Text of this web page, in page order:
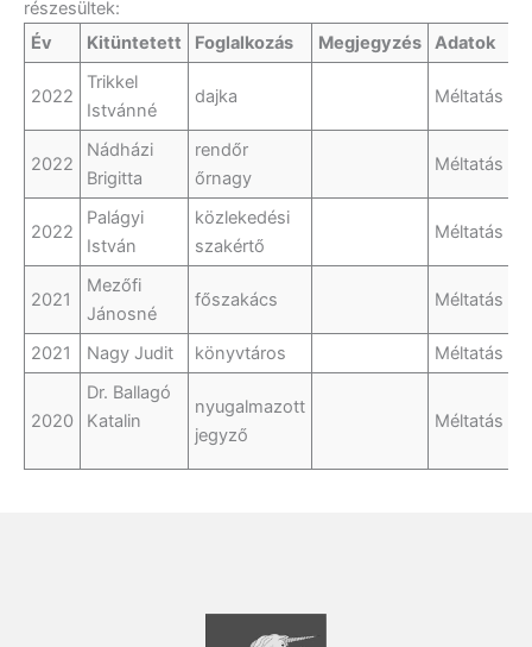
részesültek:
Év
Kitüntetett Foglalkozás Megjegyzés Adatok
2022
Trikkel
Istvánné
dajka Méltatás
2022
Nádházi
Brigitta
rendőr
őrnagy
Méltatás
2022
Palágyi
István
közlekedési
szakértő
Méltatás
2021
Mezőfi
Jánosné
főszakács Méltatás
2021 Nagy Judit könyvtáros Méltatás
2020
Dr. Ballagó
Katalin
nyugalmazott
jegyző
Méltatás